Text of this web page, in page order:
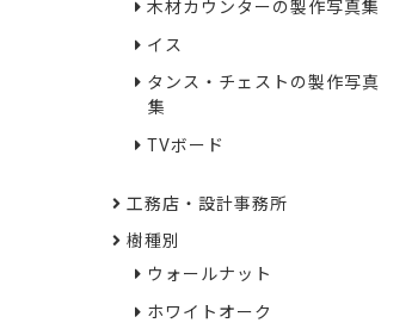
木材カウンターの製作写真集
イス
タンス・チェストの製作写真
集
TVボード
工務店・設計事務所
樹種別
ウォールナット
ホワイトオーク